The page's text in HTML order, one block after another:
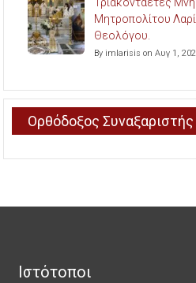
Τριακονταετές
Μητροπολίτου
Θεολόγου.
By imlarisis on Αυγ 1,
Ορθόδοξος Συναξαριστής
Ιστότοποι